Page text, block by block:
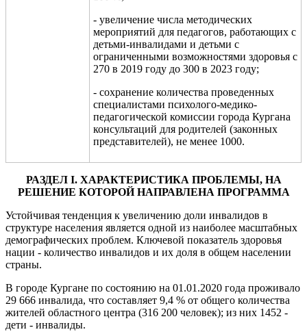
- увеличение числа методических
мероприятий для педагогов, работающих с
детьми-инвалидами и детьми с
ограниченными возможностями здоровья с
270 в 2019 году до 300 в 2023 году;
- сохранение количества проведенных
специалистами психолого-медико-
педагогической комиссии города Кургана
консультаций для родителей (законных
представителей), не менее 1000.
РАЗДЕЛ I. ХАРАКТЕРИСТИКА ПРОБЛЕМЫ, НА
РЕШЕНИЕ КОТОРОЙ НАПРАВЛЕНА ПРОГРАММА
Устойчивая тенденция к увеличению доли инвалидов в
структуре населения является одной из наиболее масштабных
демографических проблем. Ключевой показатель здоровья
нации - количество инвалидов и их доля в общем населении
страны.
В городе Кургане по состоянию на 01.01.2020 года проживало
29 666 инвалида, что составляет 9,4 % от общего количества
жителей областного центра (316 200 человек); из них 1452 -
дети - инвалиды.